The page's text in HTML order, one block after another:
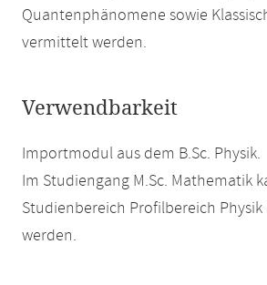
Quantenphänomene sowie
vermittelt werden.
Verwendbarkeit
Importmodul aus dem B.Sc. Physik.
Im Studiengang M.Sc. Mathematik
Studienbereich Profilbereich
werden.